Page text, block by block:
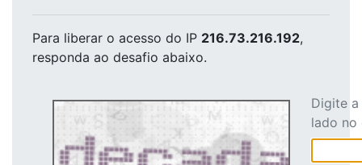
Para liberar o acesso do IP 216.73.216.192,
responda ao desafio abaixo.
Digite
lado no